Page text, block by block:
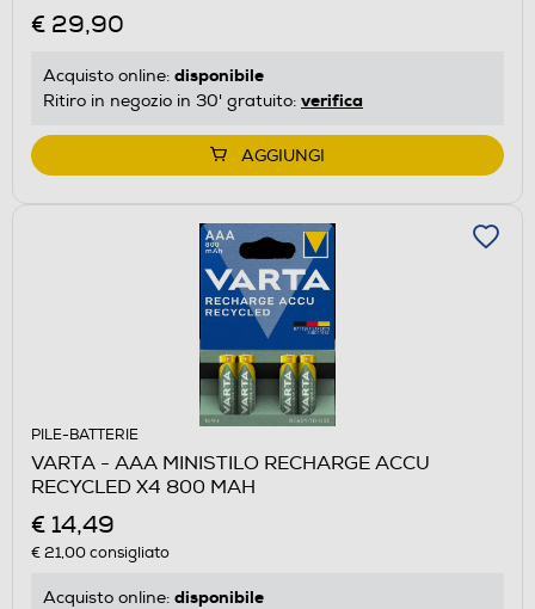
€ 29,90
Acquisto online: disponibile
Ritiro in negozio in 30' gratuito: verifica
AGGIUNGI
PILE-BATTERIE
VARTA - AAA MINISTILO RECHARGE ACCU
RECYCLED X4 800 MAH
€ 14,49
€ 21,00consigliato
Acquisto online: disponibile